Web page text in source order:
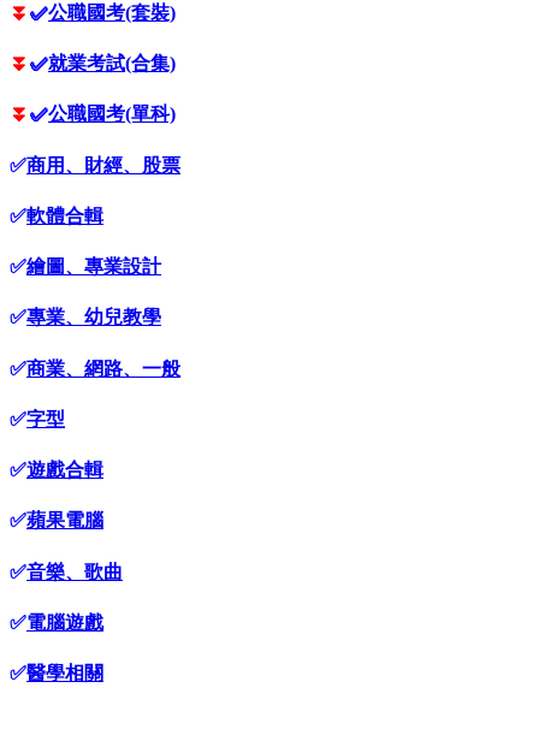
⏬ ✅公職國考(套裝)
⏬ ✅就業考試(合集)
⏬ ✅公職國考(單科)
✅商用、財經、股票
✅軟體合輯
✅繪圖、專業設計
✅專業、幼兒教學
✅商業、網路、一般
✅字型
✅遊戲合輯
✅蘋果電腦
✅音樂、歌曲
✅電腦遊戲
✅醫學相關